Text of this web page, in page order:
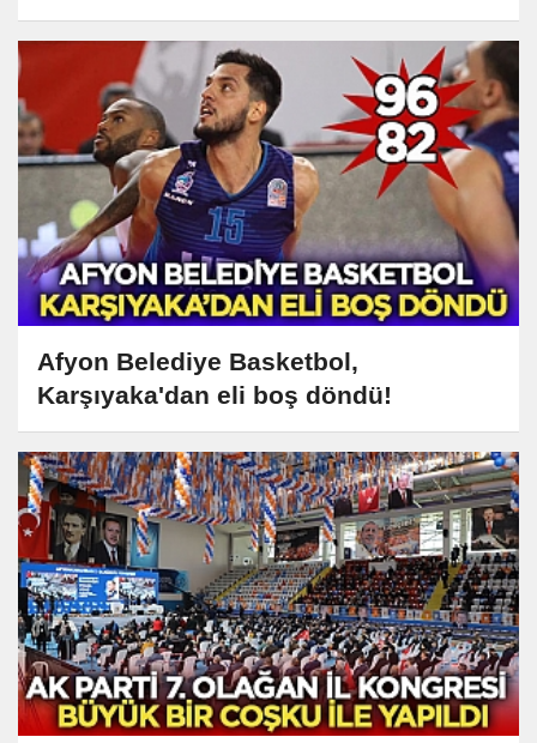
Afyon Belediye Basketbol,
Karşıyaka'dan eli boş döndü!